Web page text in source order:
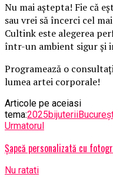
Nu mai aștepta! Fie că
sau vrei să încerci cel
Cultink este alegerea
într-un ambient sigur și
Programează o
lumea artei corporale!
Articole pe aceiasi
tema:2025bijuterii
Urmatorul
Șapcă personalizată cu
Nu ratati